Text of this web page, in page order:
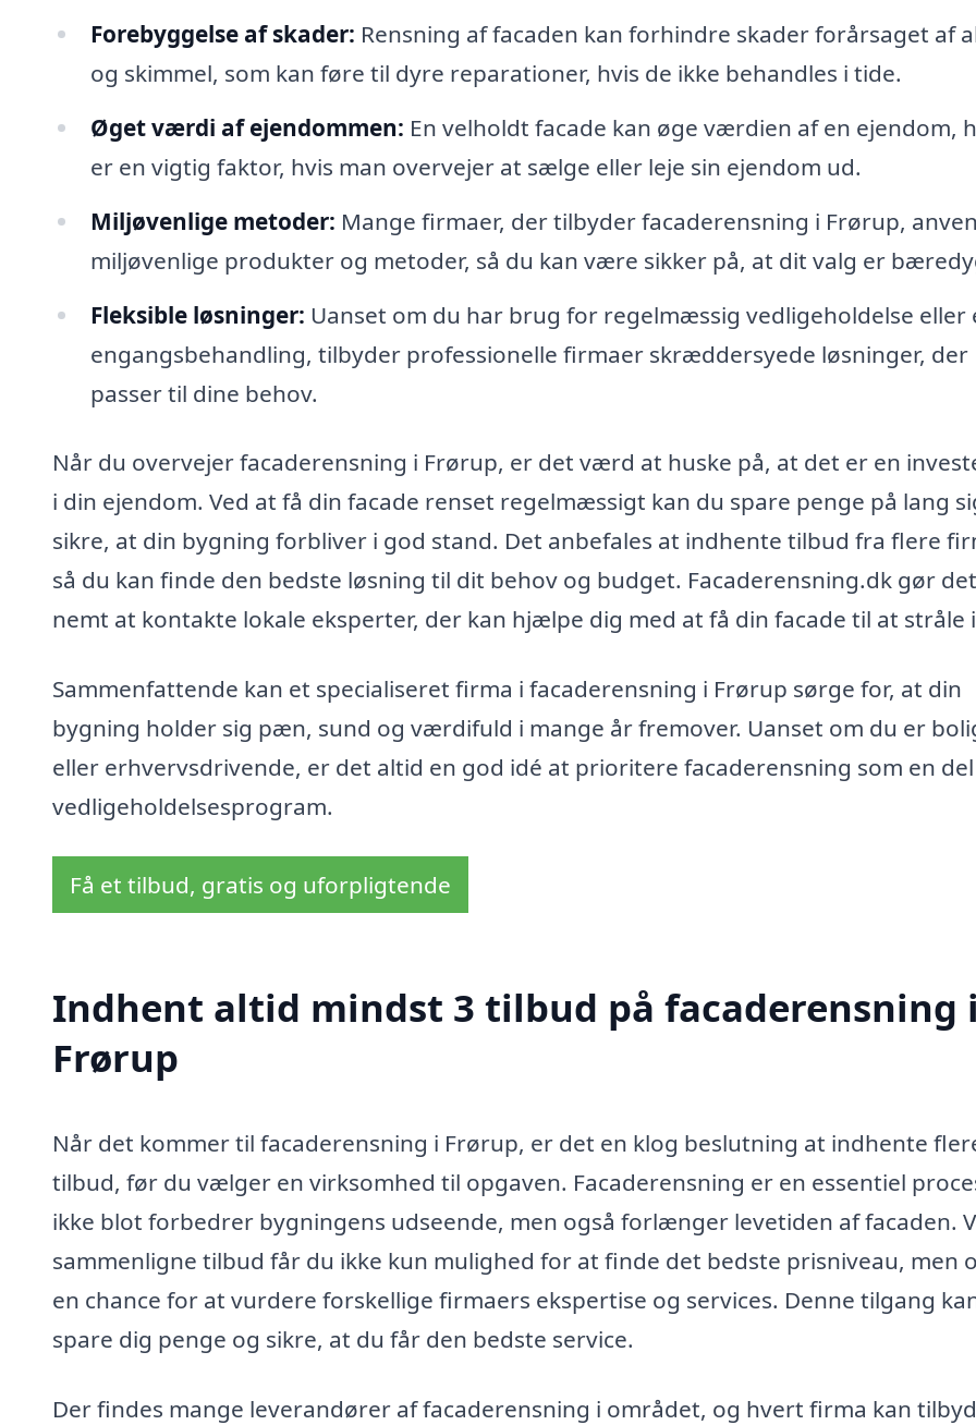
Forebyggelse af skader: Rensning af facaden kan forhindre skader forårsaget af
og skimmel, som kan føre til dyre reparationer, hvis de ikke behandles i tide.
Øget værdi af ejendommen: En velholdt facade kan øge værdien af en ejendom,
er en vigtig faktor, hvis man overvejer at sælge eller leje sin ejendom ud.
Miljøvenlige metoder: Mange firmaer, der tilbyder facaderensning i Frørup,
miljøvenlige produkter og metoder, så du kan være sikker på, at dit valg er
Fleksible løsninger: Uanset om du har brug for regelmæssig vedligeholdelse eller
engangsbehandling, tilbyder professionelle firmaer skræddersyede løsninger, der
passer til dine behov.
Når du overvejer facaderensning i Frørup, er det værd at huske på, at det er en
i din ejendom. Ved at få din facade renset regelmæssigt kan du spare penge på lang
sikre, at din bygning forbliver i god stand. Det anbefales at indhente tilbud fra flere
så du kan finde den bedste løsning til dit behov og budget. Facaderensning.dk gør det
nemt at kontakte lokale eksperter, der kan hjælpe dig med at få din facade til at stråle
Sammenfattende kan et specialiseret firma i facaderensning i Frørup sørge for, at din
bygning holder sig pæn, sund og værdifuld i mange år fremover. Uanset om du er
eller erhvervsdrivende, er det altid en god idé at prioritere facaderensning som en
vedligeholdelsesprogram.
Få et tilbud, gratis og uforpligtende
Indhent altid mindst 3 tilbud på facaderensning i
Frørup
Når det kommer til facaderensning i Frørup, er det en klog beslutning at indhente
tilbud, før du vælger en virksomhed til opgaven. Facaderensning er en essentiel
ikke blot forbedrer bygningens udseende, men også forlænger levetiden af facaden.
sammenligne tilbud får du ikke kun mulighed for at finde det bedste prisniveau, men
en chance for at vurdere forskellige firmaers ekspertise og services. Denne tilgang
spare dig penge og sikre, at du får den bedste service.
Der findes mange leverandører af facaderensning i området, og hvert firma kan